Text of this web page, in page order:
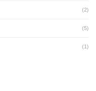
(2)
(5)
(1)